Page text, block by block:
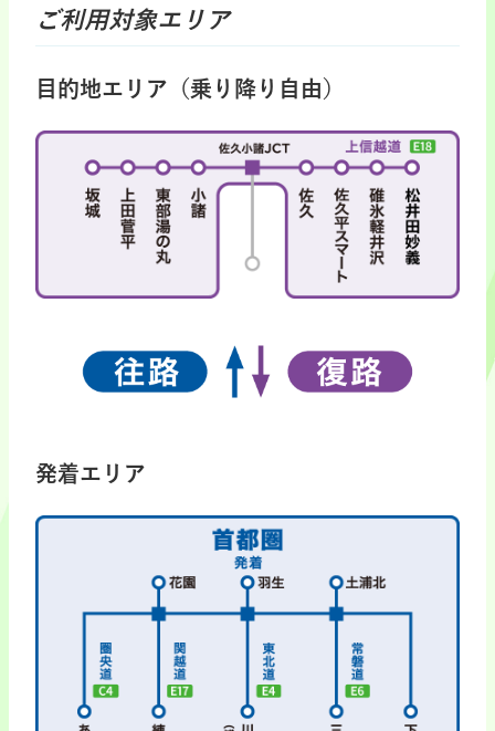
ご利用対象エリア
目的地エリア（乗り降り自由）
発着エリア